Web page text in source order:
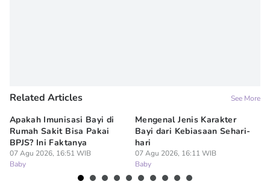
Related Articles See More
Apakah Imunisasi Bayi di
Rumah Sakit Bisa Pakai
BPJS? Ini Faktanya
07 Agu 2026, 16:51 WIB
Baby
Mengenal Jenis Karakter
Bayi dari Kebiasaan Sehari-
hari
07 Agu 2026, 16:11 WIB
Baby